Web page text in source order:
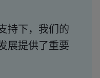
持下，我们的
展提供了重要